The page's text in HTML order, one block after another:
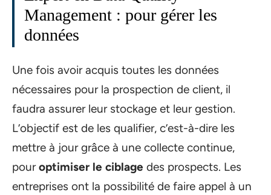
Management : pour gérer les
données
Une fois avoir acquis toutes les données
nécessaires pour la prospection de client, il
faudra assurer leur stockage et leur gestion.
L’objectif est de les qualifier, c’est-à-dire les
mettre à jour grâce à une collecte continue,
pouroptimiser le ciblage des prospects. Les
entreprises ont la possibilité de faire appel à un